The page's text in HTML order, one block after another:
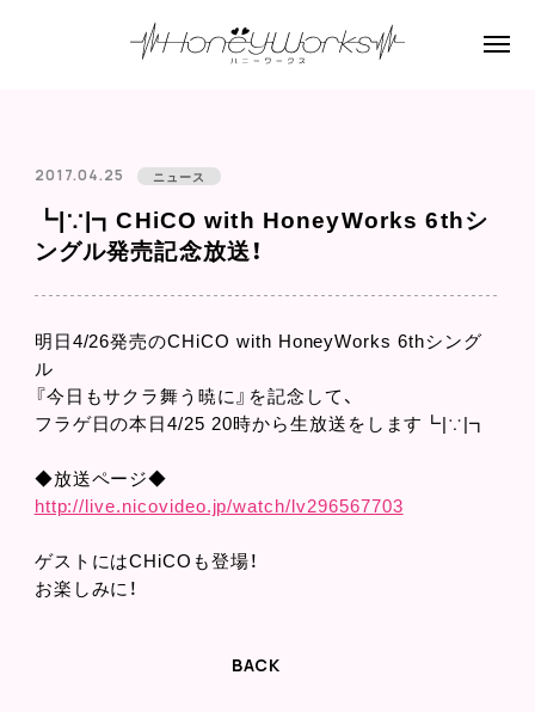
2017.04.25 ニュース
┗|∵|┓CHiCO with HoneyWorks 6thシ
ングル発売記念放送！
明日4/26発売のCHiCO with HoneyWorks 6thシング
ル
『今日もサクラ舞う暁に』を記念して、
フラゲ日の本日4/25 20時から生放送をします┗|∵|┓
◆放送ページ◆
http://live.nicovideo.jp/watch/lv296567703
ゲストにはCHiCOも登場！
お楽しみに！
BACK